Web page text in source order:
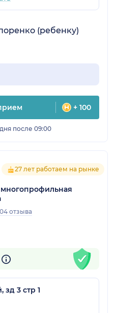
(ребенку)
+ 100
после 09:00
27 лет работаем на рынке
отзыва
зд 3 стр 1